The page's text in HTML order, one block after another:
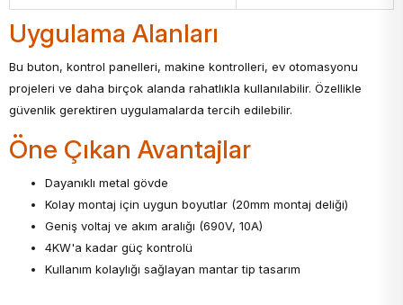
Uygulama Alanları
Bu buton, kontrol panelleri, makine kontrolleri, ev otomasyonu
projeleri ve daha birçok alanda rahatlıkla kullanılabilir. Özellikle
güvenlik gerektiren uygulamalarda tercih edilebilir.
Öne Çıkan Avantajlar
Dayanıklı metal gövde
Kolay montaj için uygun boyutlar (20mm montaj deliği)
Geniş voltaj ve akım aralığı (690V, 10A)
4KW'a kadar güç kontrolü
Kullanım kolaylığı sağlayan mantar tip tasarım